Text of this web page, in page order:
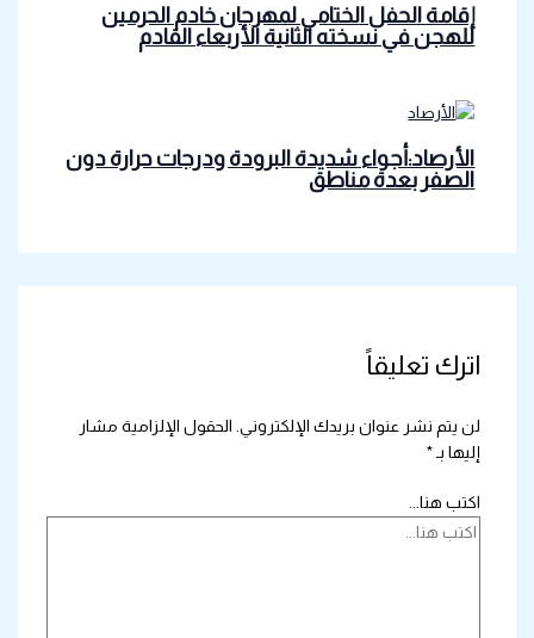
إقامة الحفل الختامي لمهرجان خادم الحرمين
للهجن في نسخته الثانية الأربعاء القادم
الأرصاد:أجواء شديدة البرودة ودرجات حرارة دون
الصفر بعدة مناطق
اترك تعليقاً
لن يتم نشر عنوان بريدك الإلكتروني.
الحقول الإلزامية مشار
إليها بـ *
اكتب هنا...